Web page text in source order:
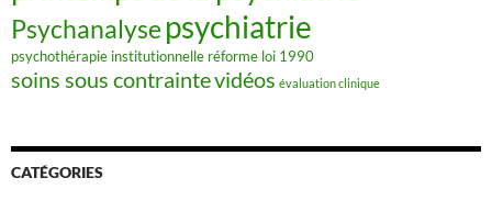
Psychanalyse psychiatrie
psychothérapie institutionnelle réforme loi 1990
soins sous contraintevidéos évaluation clinique
CATÉGORIES